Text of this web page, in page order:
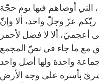
أوصاهم فيها يوم حجّة
إنّ ربّكم عزّ وجلّ واحد، ألا وإنّ
أعجميّ، ألا لا فضل لأحمر
مع ما جاء في نصّ المجمع
واحدة ولها أصل واحد
بأسره على وجه الأرض